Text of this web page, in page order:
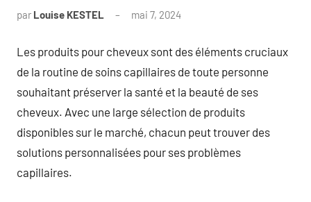
par Louise KESTEL mai 7, 2024
Les produits pour cheveux sont des éléments cruciaux
de la routine de soins capillaires de toute personne
souhaitant préserver la santé et la beauté de ses
cheveux. Avec une large sélection de produits
disponibles sur le marché, chacun peut trouver des
solutions personnalisées pour ses problèmes
capillaires.